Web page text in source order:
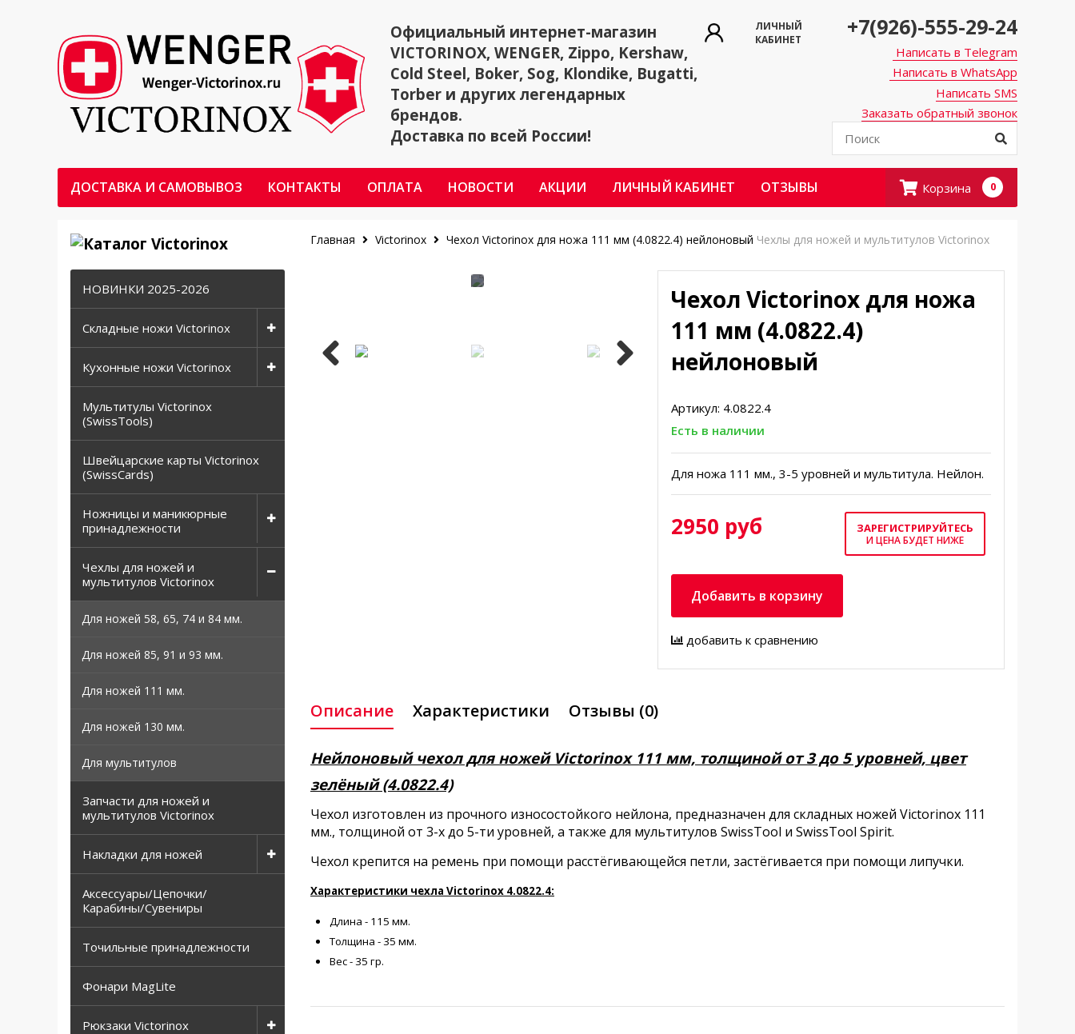
Официальный интернет-магазин
VICTORINOX, WENGER, Zippo, Kershaw,
Cold Steel, Boker, Sog, Klondike, Bugatti,
Torber и других легендарных
брендов.
Доставка по всей России!
ЛИЧНЫЙ
КАБИНЕТ
+7(926)-555-29-24
Написать в Telegram
Написать в WhatsApp
Написать SMS
Заказать обратный звонок
ДОСТАВКА И САМОВЫВОЗ КОНТАКТЫ ОПЛАТА НОВОСТИ АКЦИИ ЛИЧНЫЙ КАБИНЕТ ОТЗЫВЫ Корзина 0
НОВИНКИ 2025-2026
Складные ножи Victorinox
Кухонные ножи Victorinox
Мультитулы Victorinox
(SwissTools)
Швейцарские карты Victorinox
(SwissCards)
Ножницы и маникюрные
принадлежности
Чехлы для ножей и
мультитулов Victorinox
Для ножей 58, 65, 74 и 84 мм.
Для ножей 85, 91 и 93 мм.
Для ножей 111 мм.
Для ножей 130 мм.
Для мультитулов
Запчасти для ножей и
мультитулов Victorinox
Накладки для ножей
Аксессуары/Цепочки/
Карабины/Сувениры
Точильные принадлежности
Фонари MagLite
Рюкзаки Victorinox
Главная Victorinox Чехол Victorinox для ножа 111 мм (4.0822.4) нейлоновый Чехлы для ножей и мультитулов Victorinox
Чехол Victorinox для ножа
111 мм (4.0822.4)
нейлоновый
Артикул: 4.0822.4
Есть в наличии
Для ножа 111 мм., 3-5 уровней и мультитула. Нейлон.
2950 руб ЗАРЕГИСТРИРУЙТЕСЬ
И ЦЕНА БУДЕТ НИЖЕ
Добавить в корзину
добавить к сравнению
Описание Характеристики Отзывы (0)
Нейлоновый чехол для ножей Victorinox 111 мм, толщиной от 3 до 5 уровней, цвет
зелёный (4.0822.4)
Чехол изготовлен из прочного износостойкого нейлона, предназначен для складных ножей Victorinoх 111
мм., толщиной от 3-х до 5-ти уровней, а также для мультитулов SwissTool и SwissTool Spirit.
Чехол крепится на ремень при помощи расстёгивающейся петли, застёгивается при помощи липучки.
Характеристики чехла Victorinox 4.0822.4:
Длина - 115 мм.
Толщина - 35 мм.
Вес - 35 гр.